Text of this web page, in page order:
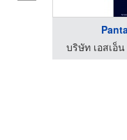
บริษัท เอสเอ็